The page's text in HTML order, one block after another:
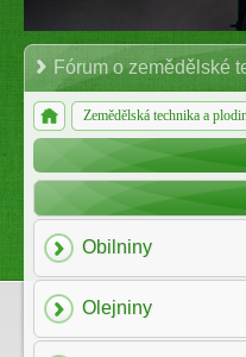
Fórum o zemědělské
Zemědělská technika a
Obilniny
Olejniny